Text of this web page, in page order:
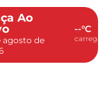
Ao
agosto de
--°C